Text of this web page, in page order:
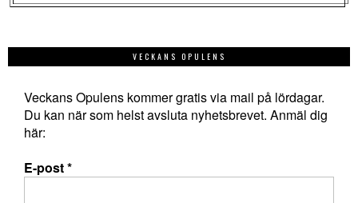
VECKANS OPULENS
Veckans Opulens kommer gratis via mail på lördagar.
Du kan när som helst avsluta nyhetsbrevet. Anmäl dig
här:
E-post*